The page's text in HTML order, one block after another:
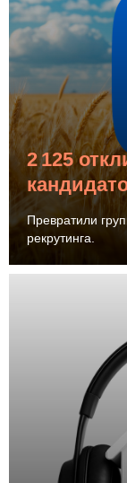
2 125
Превратили
рекрутинга.